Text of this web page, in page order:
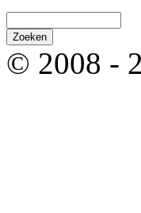
© 2008 -